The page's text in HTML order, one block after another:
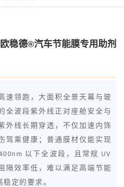
稳德®汽车节能膜专用助剂
速领跑，大面积全景天幕与玻
全波段紫外线正对座舱安全与
外线长期穿透，不仅加速内饰
驾乘健康；普通膜材仅能实现
以下全波段，且常规 UV
隔效率低，难以满足高端节能
定的要求。